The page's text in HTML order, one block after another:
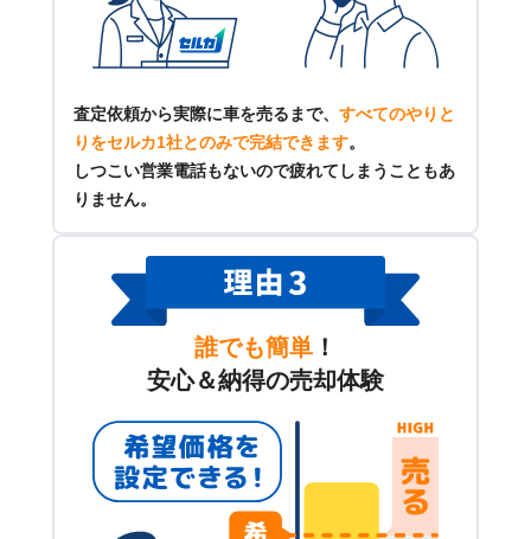
査定依頼から実際に車を売るまで、 すべてのやりと
りをセルカ1社とのみで完結できます。
しつこい営業電話もないので疲れてしまうこともあ
りません。
誰でも簡単 ！
安心＆納得の売却体験